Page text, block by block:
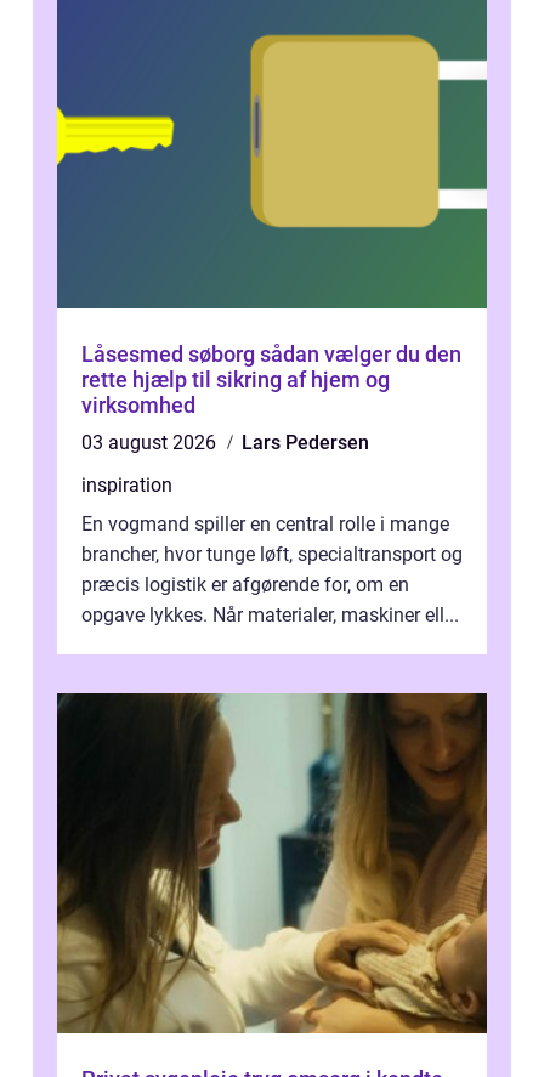
Låsesmed søborg sådan vælger du den
rette hjælp til sikring af hjem og
virksomhed
03 august 2026
Lars Pedersen
inspiration
En vogmand spiller en central rolle i mange
brancher, hvor tunge løft, specialtransport og
præcis logistik er afgørende for, om en
opgave lykkes. Når materialer, maskiner ell...